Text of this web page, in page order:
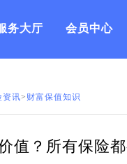
务大厅 会员中心
资讯> 财富保值知识
值？所有保险